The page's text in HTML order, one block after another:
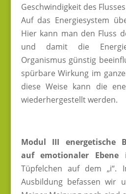
Geschwindigkeit des
Auf das Energiesystem
Hier kann man den Fluss
und damit die
Organismus günstig
spürbare Wirkung im
diese Weise kann die
wiederhergestellt werden.
Modul III energetische
auf emotionaler Ebene
Tüpfelchen auf dem „i“.
Ausbildung befassen wir